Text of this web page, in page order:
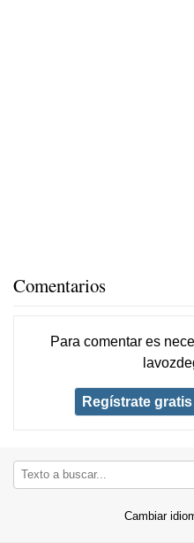
Comentarios
Para comentar es
Regístrate gratis
Cambiar